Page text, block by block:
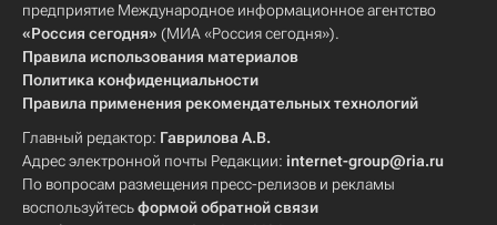
предприятие Международное информационное агентство
«Россия сегодня» (МИА «Россия сегодня»).
Правила использования материалов
Политика конфиденциальности
Правила применения рекомендательных технологий
Главный редактор: Гаврилова А.В.
Адрес электронной почты Редакции: internet-group@ria.ru
По вопросам размещения пресс-релизов и рекламы
воспользуйтесьформой обратной связи